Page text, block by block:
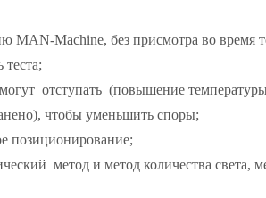
Machine, без присмотра во время
отступать (повышение
чтобы уменьшить споры;
позиционирование;
метод и метод количества света,